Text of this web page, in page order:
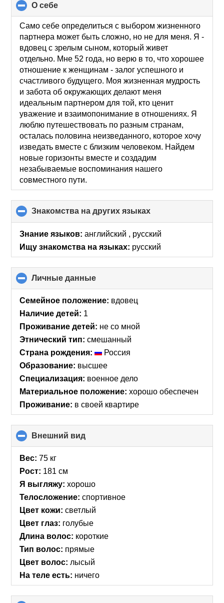
О себе
to
collapse
contents
Само себе определиться с выбором жизненного
партнера может быть сложно, но не для меня. Я -
вдовец с зрелым сыном, который живет
отдельно. Мне 52 года, но верю в то, что хорошее
отношение к женщинам - залог успешного и
счастливого будущего. Моя жизненная мудрость
и забота об окружающих делают меня
идеальным партнером для той, кто ценит
уважение и взаимопонимание в отношениях. Я
люблю путешествовать по разным странам,
осталась половина неизведанного, которое хочу
изведать вместе с близким человеком. Найдем
новые горизонты вместе и создадим
незабываемые воспоминания нашего
совместного пути.
Знакомства на других языках
to
collapse
Знание языков: английский , русский
Ищу знакомства на языках: русский
Личные данные
to
collapse
Семейное положение: вдовец
Наличие детей: 1
Проживание детей: не со мной
Этнический тип: смешанный
Страна рождения:
Россия
Образование: высшее
Специализация: военное дело
Материальное положение: хорошо обеспечен
Проживание: в своей квартире
Внешний вид
to
Вес: 75 кг
Рост: 181 см
Я выгляжу: хорошо
Телосложение: спортивное
Цвет кожи: светлый
Цвет глаз: голубые
Длина волос: короткие
Тип волос: прямые
Цвет волос: лысый
На теле есть: ничего